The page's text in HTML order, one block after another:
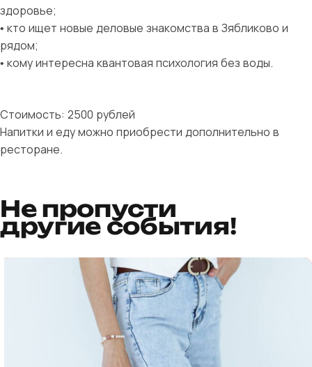
здоровье;
• кто ищет новые деловые знакомства в Зябликово и
рядом;
• кому интересна квантовая психология без воды.
Стоимость: 2500 рублей
Напитки и еду можно приобрести дополнительно в
ресторане.
Не пропусти
другие события!